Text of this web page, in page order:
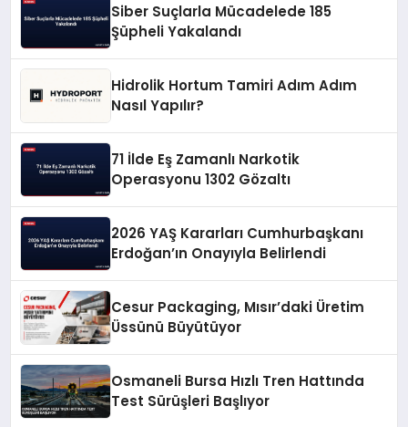
Siber Suçlarla Mücadelede 185
Şüpheli Yakalandı
Hidrolik Hortum Tamiri Adım Adım
Nasıl Yapılır?
71 İlde Eş Zamanlı Narkotik
Operasyonu 1302 Gözaltı
2026 YAŞ Kararları Cumhurbaşkanı
Erdoğan’ın Onayıyla Belirlendi
Cesur Packaging, Mısır’daki Üretim
Üssünü Büyütüyor
Osmaneli Bursa Hızlı Tren Hattında
Test Sürüşleri Başlıyor